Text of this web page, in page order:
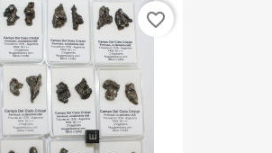
favorite_border